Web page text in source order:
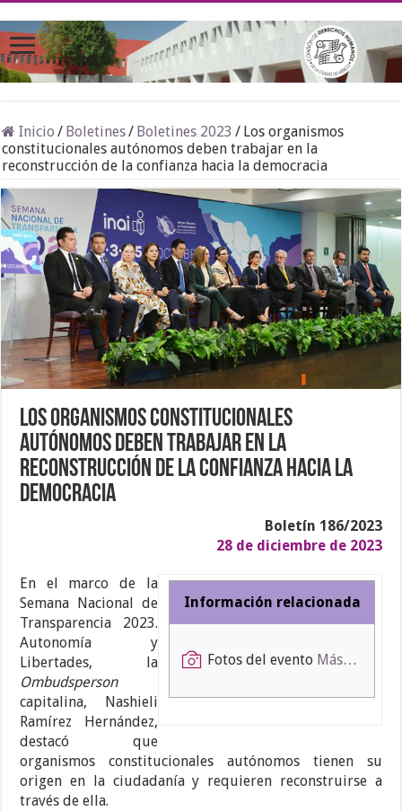
Inicio / Boletines/ Boletines 2023 / Los organismos
constitucionales autónomos deben trabajar en la
reconstrucción de la confianza hacia la democracia
Los organismos constitucionales
autónomos deben trabajar en la
reconstrucción de la confianza hacia la
democracia
Boletín 186/2023
28 de diciembre de 2023
Información relacionada
Fotos del evento Más…
En el marco de la
Semana Nacional de
Transparencia 2023.
Autonomía y
Libertades, la
Ombudsperson
capitalina, Nashieli
Ramírez Hernández,
destacó que
organismos constitucionales autónomos tienen su
origen en la ciudadanía y requieren reconstruirse a
través de ella.